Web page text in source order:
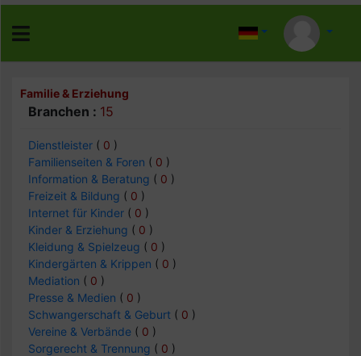
Familie & Erziehung
Branchen : 15
Dienstleister ( 0 )
Familienseiten & Foren ( 0 )
Information & Beratung ( 0 )
Freizeit & Bildung ( 0 )
Internet für Kinder ( 0 )
Kinder & Erziehung ( 0 )
Kleidung & Spielzeug ( 0 )
Kindergärten & Krippen ( 0 )
Mediation ( 0 )
Presse & Medien ( 0 )
Schwangerschaft & Geburt ( 0 )
Vereine & Verbände ( 0 )
Sorgerecht & Trennung ( 0 )